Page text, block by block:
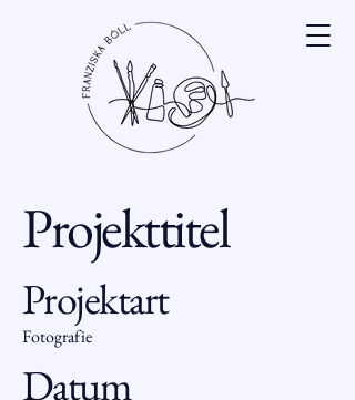
Projekttitel
Projektart
Fotografie
Datum